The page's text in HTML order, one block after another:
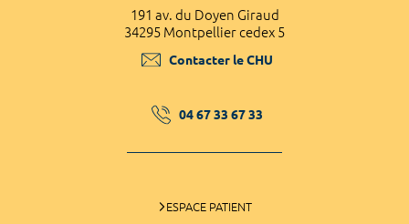
191 av. du Doyen Giraud
34295 Montpellier cedex 5
Contacter le CHU
04 67 33 67 33
ESPACE PATIENT